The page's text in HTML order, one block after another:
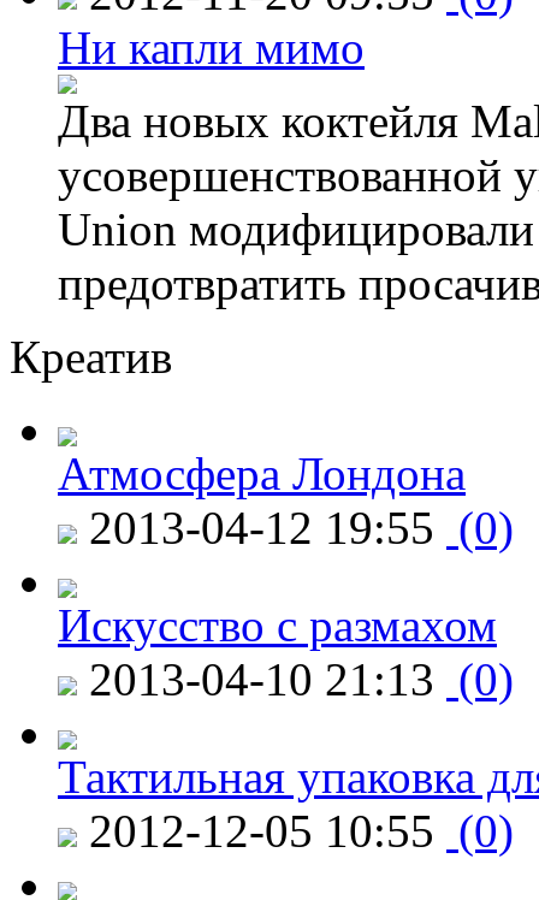
Ни капли мимо
Два новых коктейля
усовершенствованной
Union модифицировали
предотвратить
Креатив
Атмосфера Лондона
2013-04-12 19:55 (0)
Искусство с размахом
2013-04-10 21:13 (0)
Тактильная упаковка
2012-12-05 10:55 (0)